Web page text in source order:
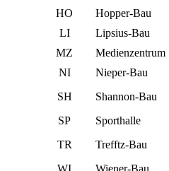
HO
Hopper-Bau
LI
Lipsius-Bau
MZ
Medienzentrum
NI
Nieper-Bau
SH
Shannon-Bau
SP
Sporthalle
TR
Trefftz-Bau
WI
Wiener-Bau